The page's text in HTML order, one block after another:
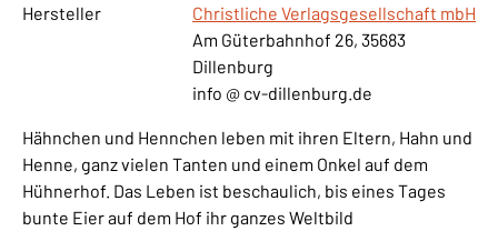
Hersteller
Christliche Verlagsgesellschaft mbH
Am Güterbahnhof 26, 35683
Dillenburg
info @ cv-dillenburg.de
Hähnchen und Hennchen leben mit ihren Eltern, Hahn und
Henne, ganz vielen Tanten und einem Onkel auf dem
Hühnerhof. Das Leben ist beschaulich, bis eines Tages
bunte Eier auf dem Hof ihr ganzes Weltbild